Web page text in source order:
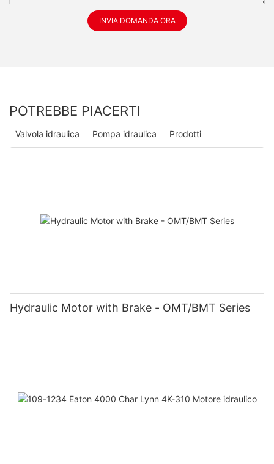
INVIA DOMANDA ORA
POTREBBE PIACERTI
Prodotti
Pompa idraulica
Valvola idraulica
Hydraulic Motor with Brake - OMT/BMT Series